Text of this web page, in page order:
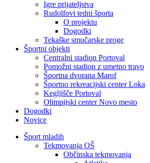
Igre prijateljstva
Rudolfovi tedni športa
O projektu
Dogodki
Tekaške smučarske proge
Športni objekti
Centralni stadion Portoval
Pomožni stadion z umetno travo
Športna dvorana Marof
Športno rekreacijski center Loka
Kegljišče Portoval
Olimpijski center Novo mesto
Dogodki
Novice
Šport mladih
Tekmovanja OŠ
Občinska tekmovanja